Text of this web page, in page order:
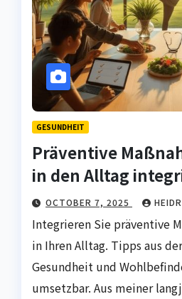
GESUNDHEIT
Präventive
in den Alltag
OCTOBER 7, 2025
Integrieren Sie präventive
in Ihren Alltag. Tipps aus
Gesundheit und
umsetzbar. Aus meiner